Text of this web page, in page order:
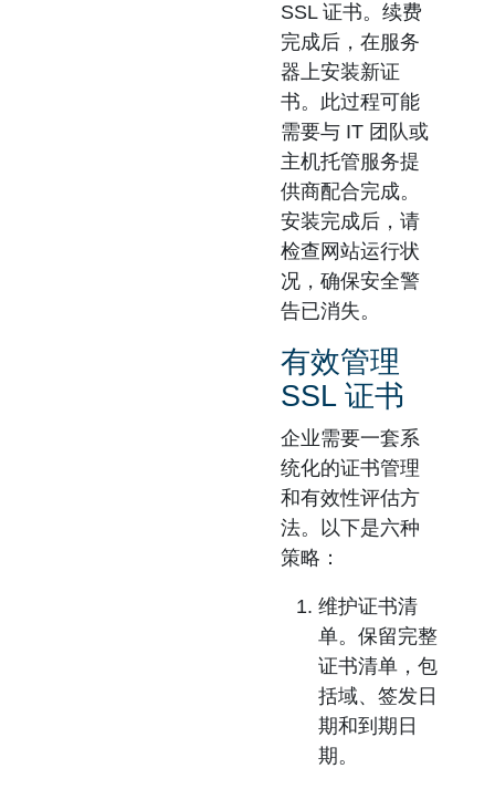
SSL 证书。续费
完成后，在服务
器上安装新证
书。此过程可能
需要与 IT 团队或
主机托管服务提
供商配合完成。
安装完成后，请
检查网站运行状
况，确保安全警
告已消失。
有效管理
SSL 证书
企业需要一套系
统化的证书管理
和有效性评估方
法。以下是六种
策略：
维护证书清
单。 保留完整
证书清单，包
括域、签发日
期和到期日
期。